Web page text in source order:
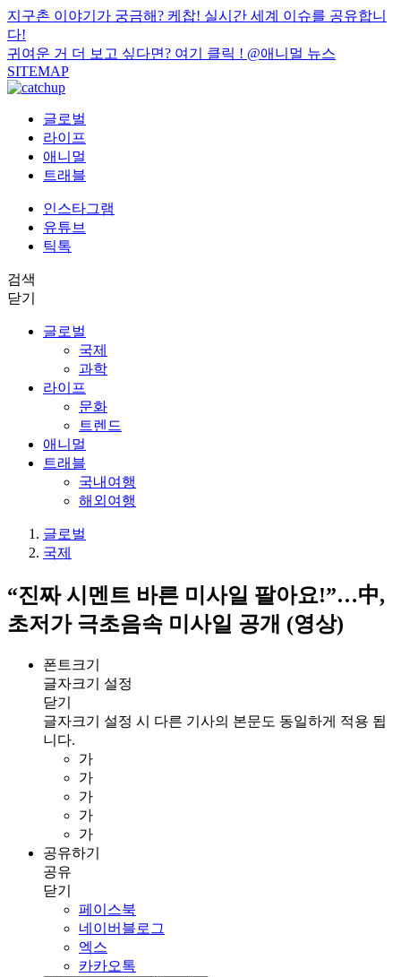
지구촌 이야기가 궁금해? 케찹! 실시간 세계 이슈를 공유합니
다!
귀여운 거 더 보고 싶다면? 여기 클릭 ! @애니멀 뉴스
SITEMAP
글로벌
라이프
애니멀
트래블
인스타그램
유튜브
틱톡
검색
닫기
글로벌
국제
과학
라이프
문화
트렌드
애니멀
트래블
국내여행
해외여행
글로벌
국제
“진짜 시멘트 바른 미사일 팔아요!”…中,
초저가 극초음속 미사일 공개 (영상)
폰트크기
글자크기 설정
닫기
글자크기 설정 시 다른 기사의 본문도 동일하게 적용 됩
니다.
가
가
가
가
가
공유하기
공유
닫기
페이스북
네이버블로그
엑스
카카오톡